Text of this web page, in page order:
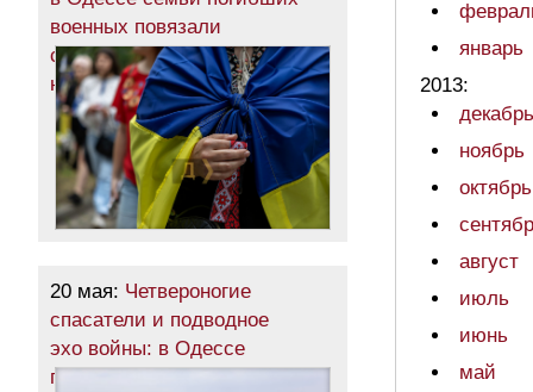
военных повязали
символические ленты
на Аллее Героев (фото)
20 мая: Четвероногие
спасатели и подводное
эхо войны: в Одессе
показали, как готовят пляжи
январь
2013:
декабрь
ноябрь
октябрь
август
июль
июнь
май